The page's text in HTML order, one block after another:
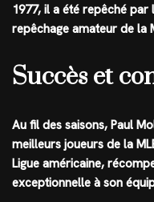
1977, il a été repêché
repêchage amateur de la
Succès et
Au fil des saisons, Paul
meilleurs joueurs de la
Ligue américaine,
exceptionnelle à son